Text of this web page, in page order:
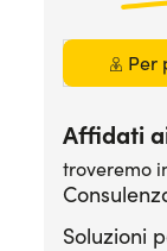
Per
Affidati
troveremo
Soluzioni